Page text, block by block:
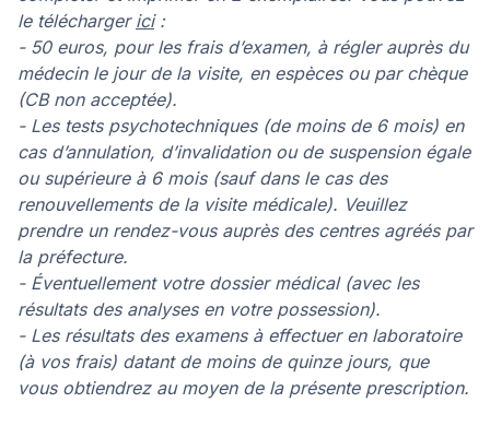
le télécharger ici:
- 50 euros, pour les frais d’examen, à régler auprès du
médecin le jour de la visite, en espèces ou par chèque
(CB non acceptée).
- Les tests psychotechniques (de moins de 6 mois) en
cas d’annulation, d’invalidation ou de suspension égale
ou supérieure à 6 mois (sauf dans le cas des
renouvellements de la visite médicale). Veuillez
prendre un rendez-vous auprès des centres agréés par
la préfecture.
- Éventuellement votre dossier médical (avec les
résultats des analyses en votre possession).
- Les résultats des examens à effectuer en laboratoire
(à vos frais) datant de moins de quinze jours, que
vous obtiendrez au moyen de la présente prescription.